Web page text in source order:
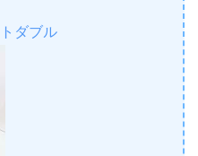
ダブル